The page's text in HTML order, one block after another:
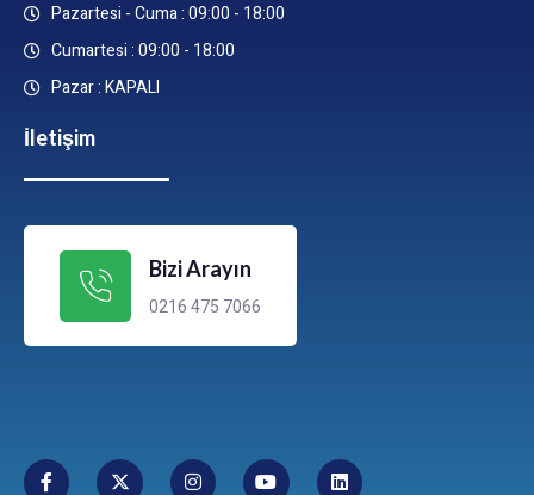
Pazartesi - Cuma : 09:00 - 18:00
Cumartesi : 09:00 - 18:00
Pazar : KAPALI
İletişim
Bizi Arayın
0216 475 7066